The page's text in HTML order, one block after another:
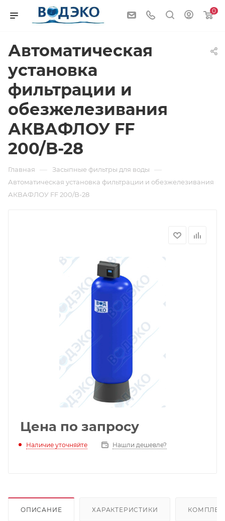
0
Автоматическая
установка
фильтрации и
обезжелезивания
АКВАФЛОУ FF
200/B-28
Главная — Засыпные фильтры для воды —
Автоматическая установка фильтрации и обезжелезивания
АКВАФЛОУ FF 200/B-28
Цена по запросу
Наличие уточняйте Нашли дешевле?
ОПИСАНИЕ ХАРАКТЕРИСТИКИ